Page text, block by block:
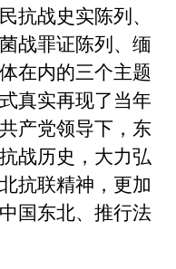
抗战史实陈列、
战罪证陈列、缅
在内的三个主题
真实再现了当年
产党领导下，东
战历史，大力弘
抗联精神，更加
国东北、推行法